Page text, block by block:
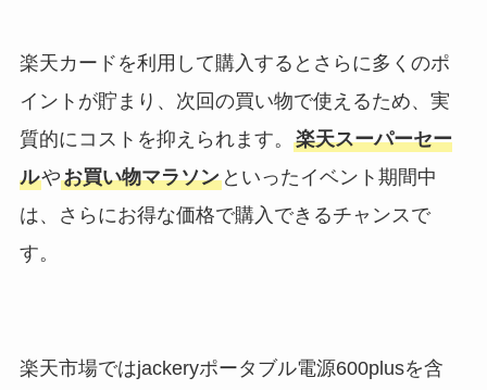
楽天カードを利用して購入するとさらに多くのポ
イントが貯まり、次回の買い物で使えるため、実
質的にコストを抑えられます。 楽天スーパーセー
ルやお買い物マラソンといったイベント期間中
は、さらにお得な価格で購入できるチャンスで
す。
楽天市場ではjackeryポータブル電源600plusを含